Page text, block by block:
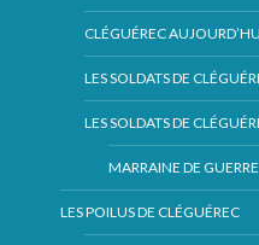
CLÉGUÉREC
LES SOLDATS DE
LES SOLDATS DE
MARRAINE DE GUERRE
LES POILUS DE CLÉGUÉREC